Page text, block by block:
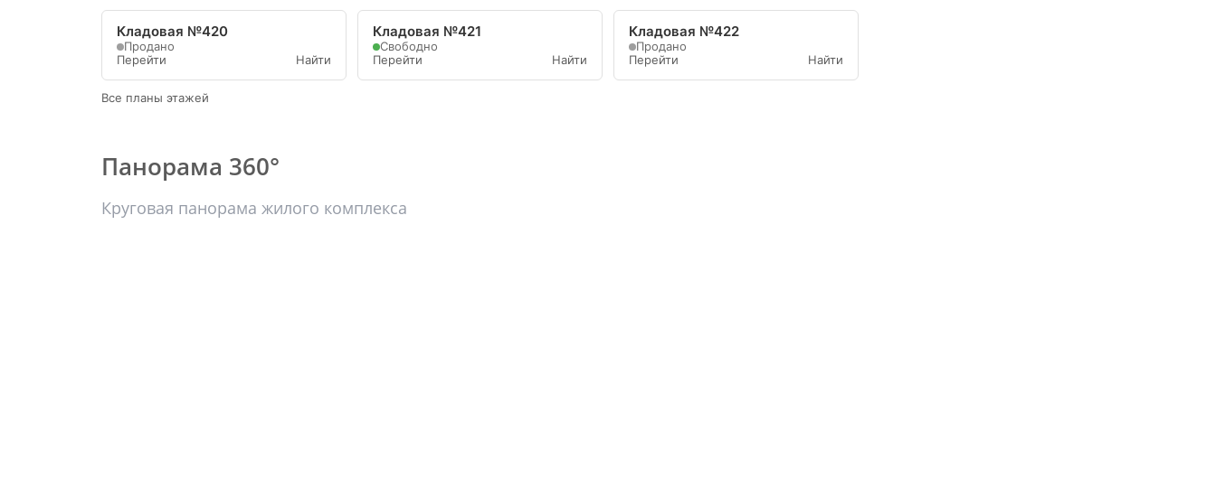
Кладовая №420
Продано
Перейти
Найти
Кладовая №421
Свободно
Перейти
Найти
Кладовая №422
Продано
Перейти
Найти
Все планы этажей
Панорама 360°
Круговая панорама жилого комплекса